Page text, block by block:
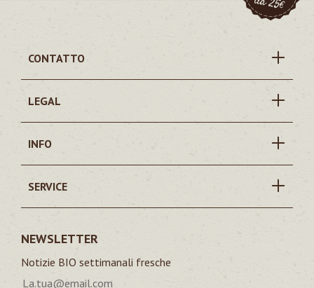
CONTATTO
LEGAL
INFO
SERVICE
NEWSLETTER
Notizie BIO settimanali fresche